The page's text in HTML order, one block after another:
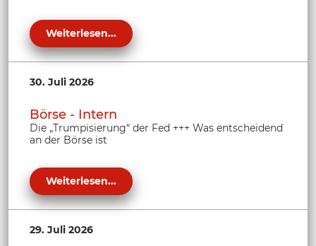
Weiterlesen...
30. Juli 2026
Börse - Intern
Die „Trumpisierung“ der Fed +++ Was entscheidend
an der Börse ist
Weiterlesen...
29. Juli 2026